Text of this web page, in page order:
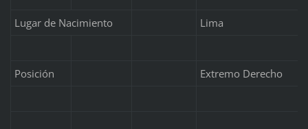
Lugar de Nacimiento Lima
Posición Extremo Derecho